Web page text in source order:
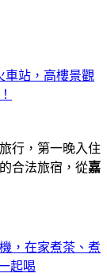
車站，高樓景觀
行，第一晚入住
的合法旅宿，從嘉
，在家煮茶、煮
起喝